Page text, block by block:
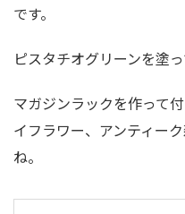
です。
ピスタチオグリーンを塗
マガジンラックを作って
イフラワー、アンティー
ね。